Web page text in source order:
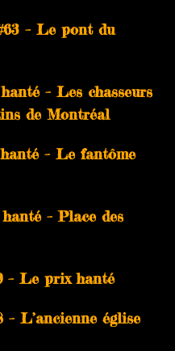
– Le pont du
– Les chasseurs
de Montréal
– Le fantôme
– Place des
– Le prix hanté
L’ancienne église